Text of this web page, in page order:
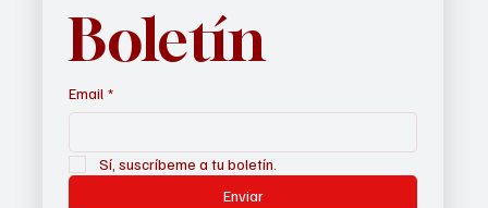
Boletín
Email *
Sí, suscríbeme a tu boletín.
Enviar